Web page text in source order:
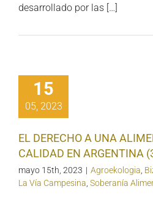
desarrollado por las […]
15
05, 2023
EL DERECHO A UNA
CALIDAD EN ARGENTINA
mayo 15th, 2023 | Agroekologia
La Vía Campesina Soberanía